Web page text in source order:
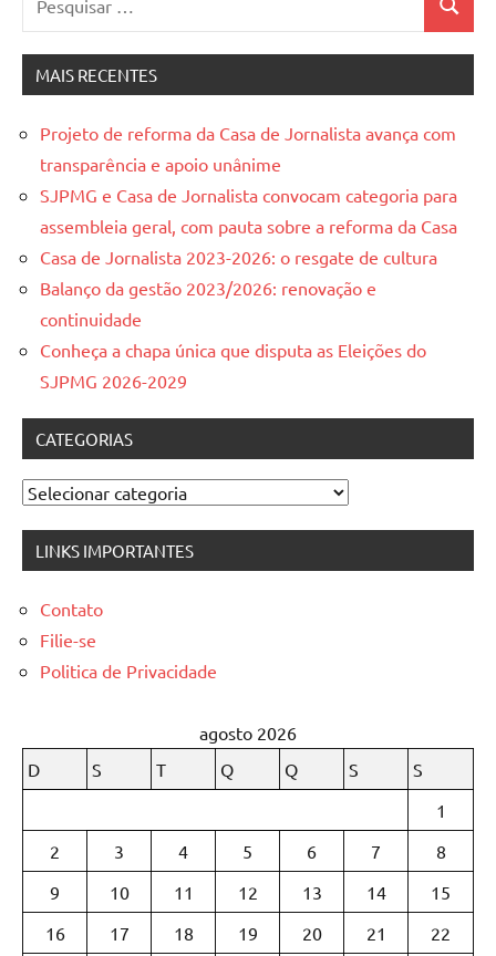
MAIS RECENTES
Projeto de reforma da Casa de Jornalista avança com
transparência e apoio unânime
SJPMG e Casa de Jornalista convocam categoria para
assembleia geral, com pauta sobre a reforma da Casa
Casa de Jornalista 2023-2026: o resgate de cultura
Balanço da gestão 2023/2026: renovação e
continuidade
Conheça a chapa única que disputa as Eleições do
SJPMG 2026-2029
CATEGORIAS
Categorias
LINKS IMPORTANTES
Contato
Filie-se
Politica de Privacidade
agosto 2026
D
S T Q Q S
S
1
2
3 4 5 6 7
8
9
10 11 12 13 14
15
16
17 18 19 20 21 22